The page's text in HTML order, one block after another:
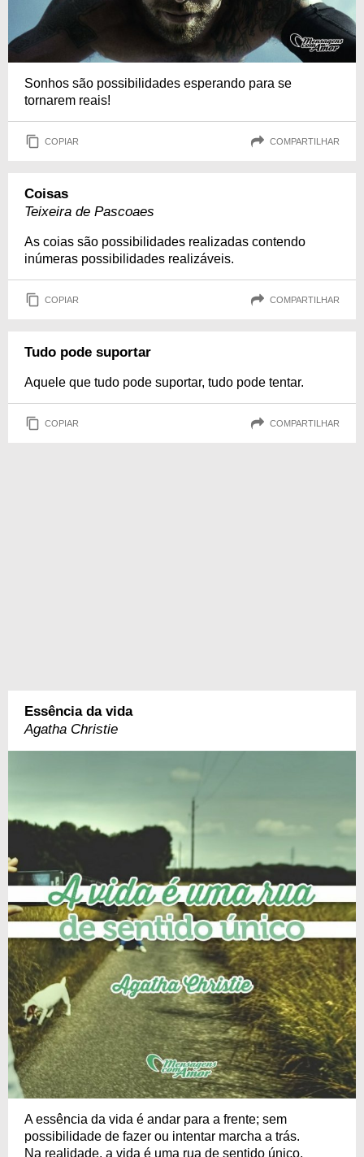
Sonhos são possibilidades esperando para se
tornarem reais!
COPIAR COMPARTILHAR
Coisas
Teixeira de Pascoaes
As coias são possibilidades realizadas contendo
inúmeras possibilidades realizáveis.
COPIAR COMPARTILHAR
Tudo pode suportar
Aquele que tudo pode suportar, tudo pode tentar.
COPIAR COMPARTILHAR
Essência da vida
Agatha Christie
A essência da vida é andar para a frente; sem
possibilidade de fazer ou intentar marcha a trás.
Na realidade, a vida é uma rua de sentido único.